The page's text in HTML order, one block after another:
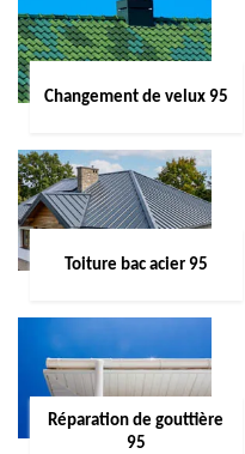
Changement de velux 95
Toiture bac acier 95
Réparation de gouttière
95